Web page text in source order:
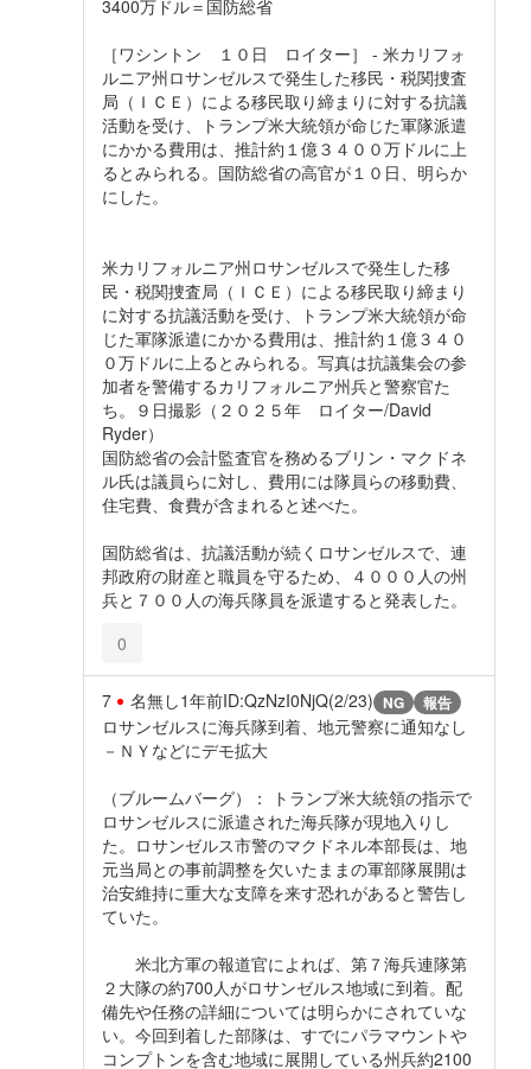
3400万ドル＝国防総省
［ワシントン １０日 ロイター］ - 米カリフォ
ルニア州ロサンゼルスで発生した移民・税関捜査
局（ＩＣＥ）による移民取り締まりに対する抗議
活動を受け、トランプ米大統領が命じた軍隊派遣
にかかる費用は、推計約１億３４００万ドルに上
るとみられる。国防総省の高官が１０日、明らか
にした。
米カリフォルニア州ロサンゼルスで発生した移
民・税関捜査局（ＩＣＥ）による移民取り締まり
に対する抗議活動を受け、トランプ米大統領が命
じた軍隊派遣にかかる費用は、推計約１億３４０
０万ドルに上るとみられる。写真は抗議集会の参
加者を警備するカリフォルニア州兵と警察官た
ち。９日撮影（２０２５年 ロイター/David
Ryder）
国防総省の会計監査官を務めるブリン・マクドネ
ル氏は議員らに対し、費用には隊員らの移動費、
住宅費、食費が含まれると述べた。
国防総省は、抗議活動が続くロサンゼルスで、連
邦政府の財産と職員を守るため、４０００人の州
兵と７００人の海兵隊員を派遣すると発表した。
0
7 名無し1年前ID:QzNzI0NjQ(2/23) NG 報告
ロサンゼルスに海兵隊到着、地元警察に通知なし
－ＮＹなどにデモ拡大
（ブルームバーグ）： トランプ米大統領の指示で
ロサンゼルスに派遣された海兵隊が現地入りし
た。ロサンゼルス市警のマクドネル本部長は、地
元当局との事前調整を欠いたままの軍部隊展開は
治安維持に重大な支障を来す恐れがあると警告し
ていた。
米北方軍の報道官によれば、第７海兵連隊第
２大隊の約700人がロサンゼルス地域に到着。配
備先や任務の詳細については明らかにされていな
い。今回到着した部隊は、すでにパラマウントや
コンプトンを含む地域に展開している州兵約2100